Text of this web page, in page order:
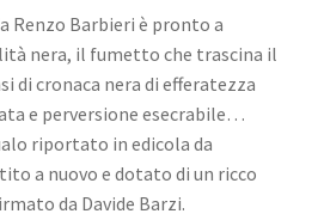
Barbieri è pronto a
nera, il fumetto che trascina il
di cronaca nera di efferatezza
e perversione esecrabile…
riportato in edicola da
a nuovo e dotato di un ricco
da Davide Barzi.